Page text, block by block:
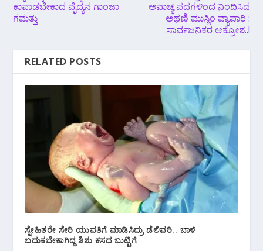
ಕಾಪಾಡಬೇಕಾದ ವೈದ್ಯನ ಗಾಂಜಾ
ಗಮತ್ತು
ಅವಾಚ್ಯ ಪದಗಳಿಂದ ನಿಂದಿಸಿದ
ಅಥಣಿ ಮುಸ್ಲಿಂ ವ್ಯಾಪಾರಿ :
ಸಾರ್ವಜನಿಕರ ಆಕ್ರೋಶ..!
RELATED POSTS
ಸ್ನೇಹಿತರೇ ಸೇರಿ ಯುವತಿಗೆ ಮಾಡಿಸಿದ್ರು ಡೆಲಿವರಿ.. ಬಾಳಿ
ಬದುಕಬೇಕಾಗಿದ್ದ ಶಿಶು ಕಸದ ಬುಟ್ಟಿಗೆ